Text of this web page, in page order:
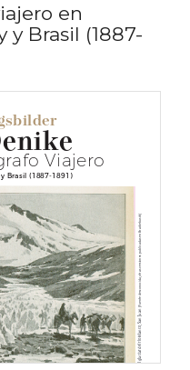
en
y Brasil (1887-